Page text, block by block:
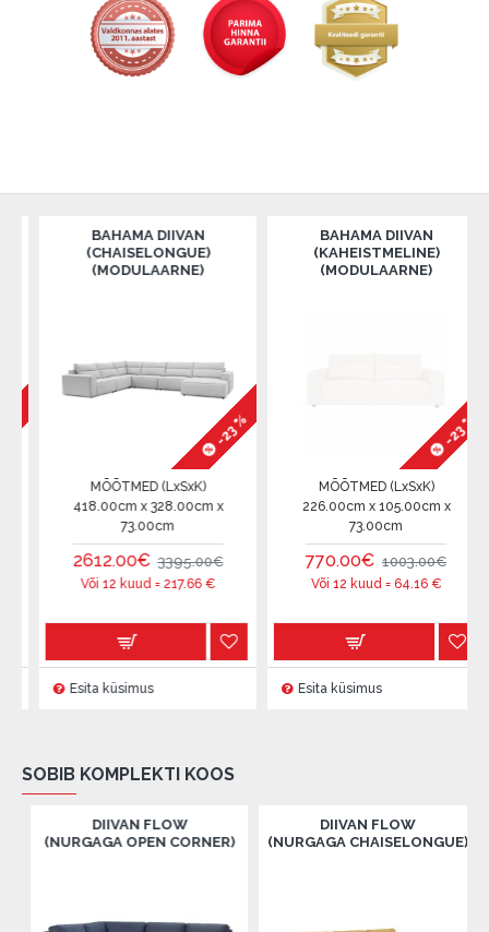
BAHAMA DIIVAN
(CHAISELONGUE)
(MODULAARNE)
-23 %
MÕÕTMED (LxSxK)
418.00cm x 328.00cm x
73.00cm
2612.00€ 3395.00€
Või 12 kuud =217.66€
Esita küsimus
BAHAMA DIIVAN
(KAHEISTMELINE)
(MODULAARNE)
-23 %
MÕÕTMED (LxSxK)
226.00cm x 105.00cm x
73.00cm
770.00€ 1003.00€
Või 12 kuud =64.16€
Esita küsimus
SOBIB KOMPLEKTI KOOS
DIIVAN FLOW
(NURGAGA OPEN CORNER)
DIIVAN FLOW
(NURGAGA CHAISELONGUE)